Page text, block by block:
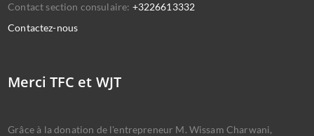
Contact section consulaire: +3226613332
Contactez-nous
Merci TFC et WJT
Grâce à la donation de l'entrepreneur M. Wissam Charwani,